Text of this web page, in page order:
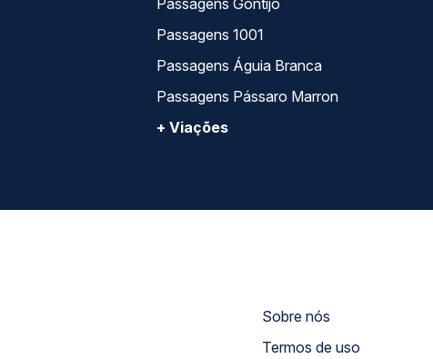
Passagens Gontijo
Passagens 1001
Passagens Águia Branca
Passagens Pássaro Marron
+ Viações
Sobre nós
Termos de uso